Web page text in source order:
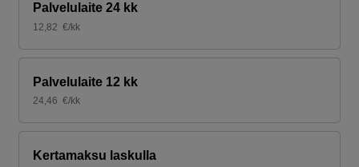
Palvelulaite 24 kk
12,82 €/kk
Palvelulaite 12 kk
24,46 €/kk
Kertamaksu laskulla